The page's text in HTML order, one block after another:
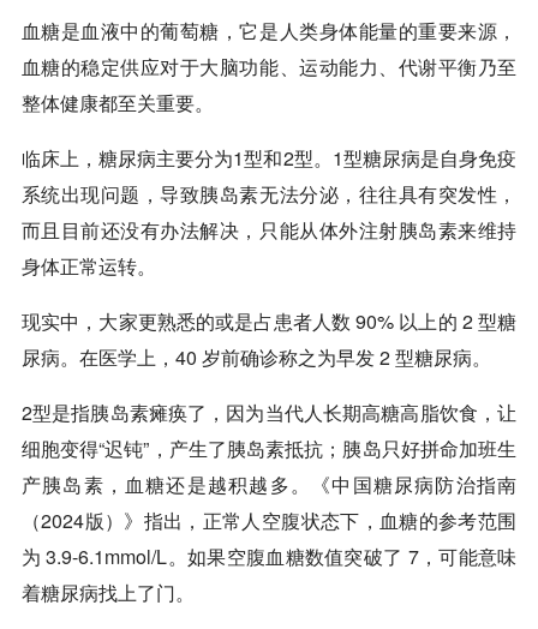
血糖是血液中的葡萄糖，它是人类身体能量的重要来源，
血糖的稳定供应对于大脑功能、运动能力、代谢平衡乃至
整体健康都至关重要。
临床上，糖尿病主要分为1型和2型。1型糖尿病是自身免疫
系统出现问题，导致胰岛素无法分泌，往往具有突发性，
而且目前还没有办法解决，只能从体外注射胰岛素来维持
身体正常运转。
现实中，大家更熟悉的或是占患者人数 90% 以上的 2 型糖
尿病。在医学上，40 岁前确诊称之为早发 2 型糖尿病。
2型是指胰岛素瘫痪了，因为当代人长期高糖高脂饮食，让
细胞变得“迟钝”，产生了胰岛素抵抗；胰岛只好拼命加班生
产胰岛素，血糖还是越积越多。《中国糖尿病防治指南
（2024版）》指出，正常人空腹状态下，血糖的参考范围
为 3.9-6.1mmol/L。如果空腹血糖数值突破了 7，可能意味
着糖尿病找上了门。